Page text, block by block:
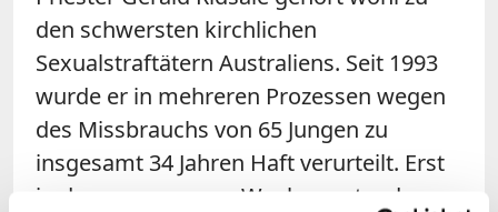
den schwersten kirchlichen
Sexualstraftätern Australiens. Seit 1993
wurde er in mehreren Prozessen wegen
des Missbrauchs von 65 Jungen zu
insgesamt 34 Jahren Haft verurteilt. Erst
in der vergangenen Woche gestand